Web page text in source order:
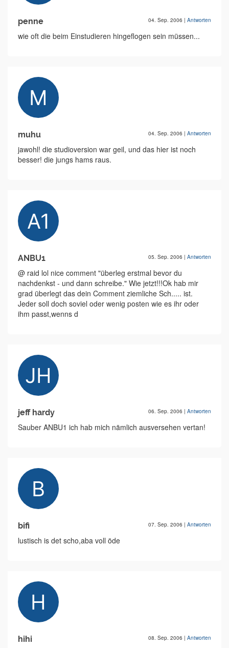
penne 04. Sep. 2006 | Antworten
wie oft die beim Einstudieren hingeflogen sein müssen...
muhu 04. Sep. 2006 | Antworten
jawohl! die studioversion war geil, und das hier ist noch
besser! die jungs hams raus.
ANBU1 05. Sep. 2006 | Antworten
@ raid lol nice comment "überleg erstmal bevor du
nachdenkst - und dann schreibe." Wie jetzt!!!Ok hab mir
grad überlegt das dein Comment ziemliche Sch..... ist.
Jeder soll doch soviel oder wenig posten wie es ihr oder
ihm passt,wenns d
jeff hardy 06. Sep. 2006 | Antworten
Sauber ANBU1 ich hab mich nämlich ausversehen vertan!
bifi 07. Sep. 2006 | Antworten
lustisch is det scho,aba voll öde
hihi 08. Sep. 2006 | Antworten